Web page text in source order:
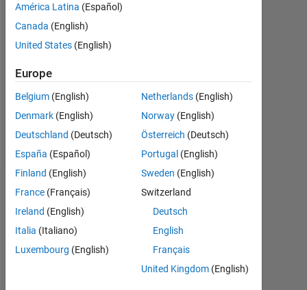
2022
0
Following:
0
Follow
Tableau de bord
Statistiques
MATLAB Answers
América Latina (Español)
Canada (English)
United States (English)
Europe
Belgium (English)
Denmark (English)
Deutschland (Deutsch)
España (Español)
Finland (English)
France (Français)
Ireland (English)
Italia (Italiano)
Luxembourg (English)
Netherlands(English)
Norway(English)
Österreich (Deutsch)
Portugal (English)
Sweden (English)
Switzerland
Deutsch
English
Français
United Kingdom(English)